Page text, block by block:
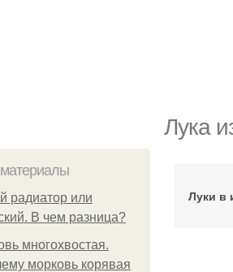
Лука
радиатор или
В чем разница?
многохвостая.
морковь корявая
Луки в